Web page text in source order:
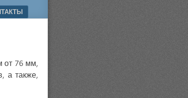
от 76 мм,
а также,